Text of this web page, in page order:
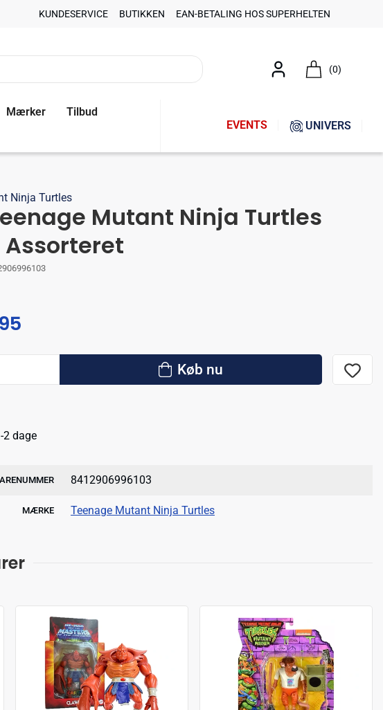
KUNDESERVICE BUTIKKEN EAN-BETALING HOS SUPERHELTEN
(0)
Mærker
Tilbud
EVENTS UNIVERS
Ninja Turtles
Mutant Ninja Turtles
Køb nu
2 dage
8412906996103
MÆRKE Teenage Mutant Ninja Turtles